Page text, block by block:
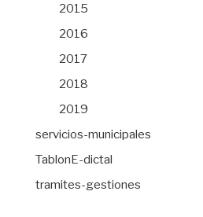
2015
2016
2017
2018
2019
servicios-municipales
TablonE-dictal
tramites-gestiones